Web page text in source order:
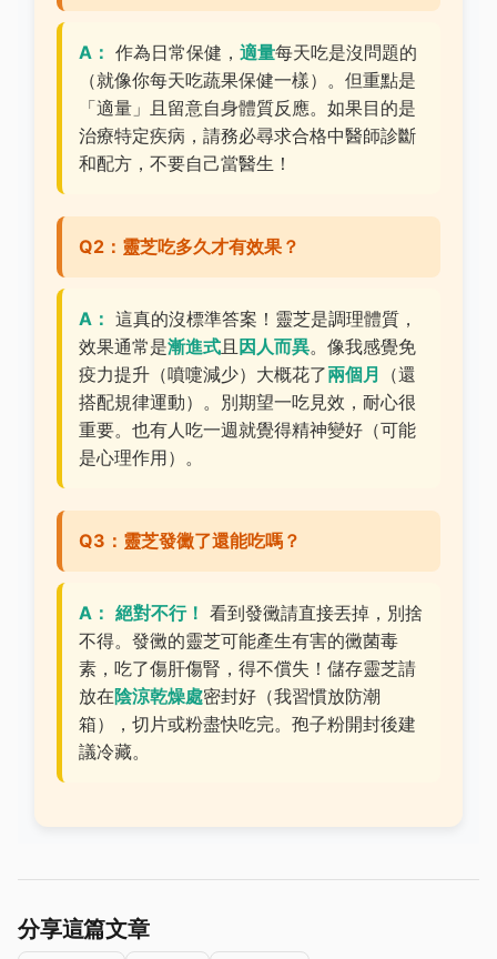
A： 作為日常保健， 適量每天吃是沒問題的
（就像你每天吃蔬果保健一樣）。但重點是
「適量」且留意自身體質反應。如果目的是
治療特定疾病，請務必尋求合格中醫師診斷
和配方，不要自己當醫生！
Q2：靈芝吃多久才有效果？
A： 這真的沒標準答案！靈芝是調理體質，
效果通常是漸進式且 因人而異。像我感覺免
疫力提升（噴嚏減少）大概花了兩個月
（還
搭配規律運動）。別期望一吃見效，耐心很
重要。也有人吃一週就覺得精神變好（可能
是心理作用）。
Q3：靈芝發黴了還能吃嗎？
A： 絕對不行！ 看到發黴請直接丟掉，別捨
不得。發黴的靈芝可能產生有害的黴菌毒
素，吃了傷肝傷腎，得不償失！儲存靈芝請
放在陰涼乾燥處密封好（我習慣放防潮
箱），切片或粉盡快吃完。孢子粉開封後建
議冷藏。
分享這篇文章